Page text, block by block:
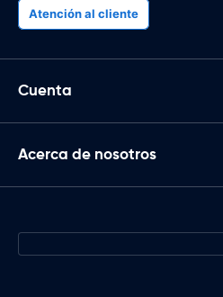
Atención al cliente
Cuenta
Acerca de nosotros